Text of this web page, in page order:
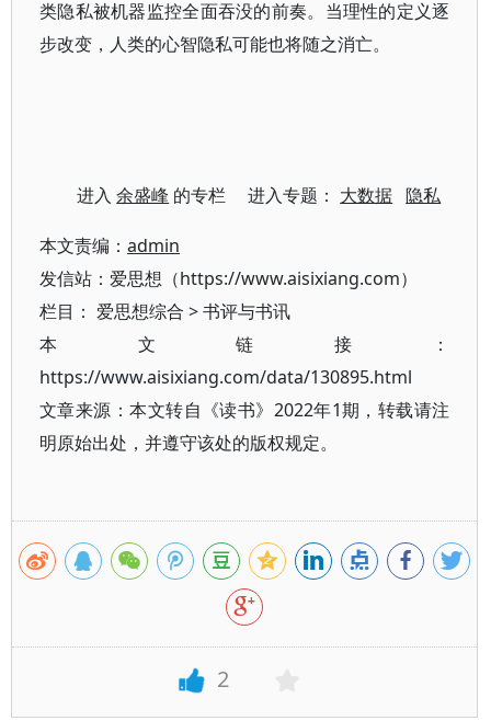
类隐私被机器监控全面吞没的前奏。当理性的定义逐
步改变，人类的心智隐私可能也将随之消亡。
进入余盛峰 的专栏 进入专题： 大数据 隐私
本文责编： admin
发信站：爱思想（https://www.aisixiang.com）
栏目： 爱思想综合 >书评与书讯
本文链接：
https://www.aisixiang.com/data/130895.html
文章来源：本文转自《读书》2022年1期，转载请注
明原始出处，并遵守该处的版权规定。
2